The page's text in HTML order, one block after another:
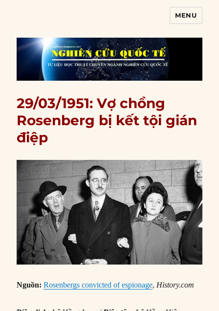
MENU
29/03/1951: Vợ chồng
Rosenberg bị kết tội gián
điệp
Nguồn: Rosenbergs convicted of espionage,History.com